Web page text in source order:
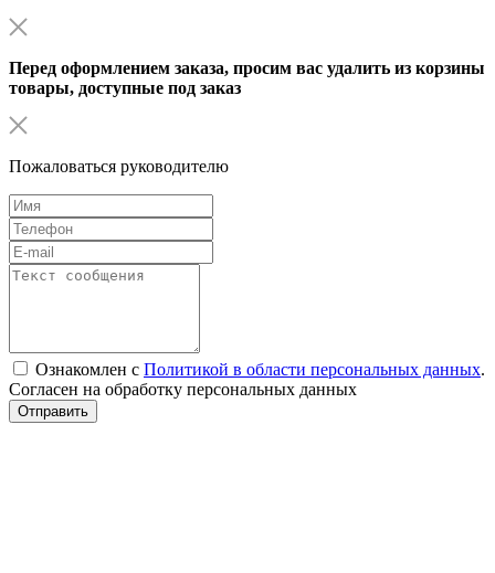
Перед оформлением заказа, просим вас удалить из корзины
товары, доступные под заказ
Пожаловаться руководителю
Ознакомлен с Политикой в области персональных данных.
Согласен на обработку персональных данных
Отправить